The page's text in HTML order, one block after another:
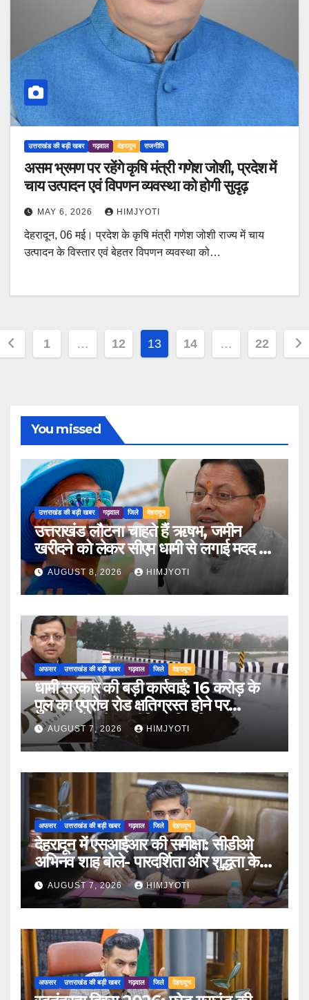
उत्तराखंड की बड़ी खबर गढ़वाल देहरादून राजनीति
असम भ्रमण पर रहेंगे कृषि मंत्री गणेश जोशी, प्रदेश में
चाय उत्पादन एवं विपणन व्यवस्था को होगी सुदृढ़
MAY 6, 2026 HIMJYOTI
देहरादून, 06 मई। प्रदेश के कृषि मंत्री गणेश जोशी राज्य में चाय
उत्पादन के विस्तार एवं बेहतर विपणन व्यवस्था को…
1 … 12 13 14 … 22
You missed
उत्तराखंड की बड़ी खबर गढ़वाल जिले देहरादून
उत्तराखंड लौटना चाहते हैं ऋषभ, जमीन
खरीदने को लेकर सीएम धामी से लगाई मदद की
गुहारAUGUST 8, 2026 HIMJYOTI
अफसर उत्तराखंड की बड़ी खबर गढ़वाल जिले देहरादून
धामी सरकार की बड़ी कार्रवाई: 16 करोड़ के
पुल का एप्रोच रोड क्षतिग्रस्त होने पर
PWD के तीन इंजीनियर निलंबित
AUGUST 7, 2026 HIMJYOTI
अफसर उत्तराखंड की बड़ी खबर गढ़वाल जिले देहरादून
देहरादून में एसआईआर की समीक्षा: सीडीओ
अभिनव शाह बोले- पारदर्शिता और शुद्धता के
साथ पूरा करें मतदाता सूची पुनरीक्षण कार्य
AUGUST 7, 2026 HIMJYOTI
अफसर उत्तराखंड की बड़ी खबर गढ़वाल जिले देहरादून